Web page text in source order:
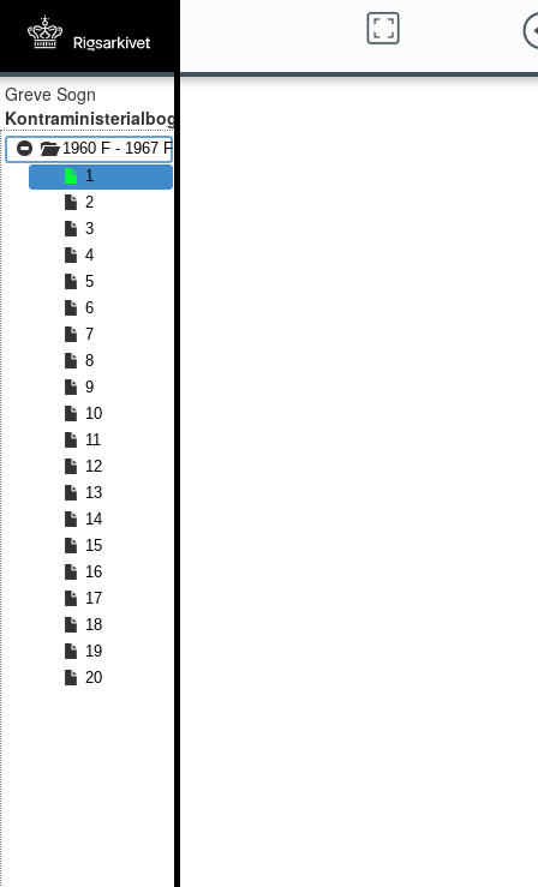
Greve Sogn
Kontraministerialbog
1960 F - 1967 F
1
2
3
4
5
6
7
8
9
10
11
12
13
14
15
16
17
18
19
20